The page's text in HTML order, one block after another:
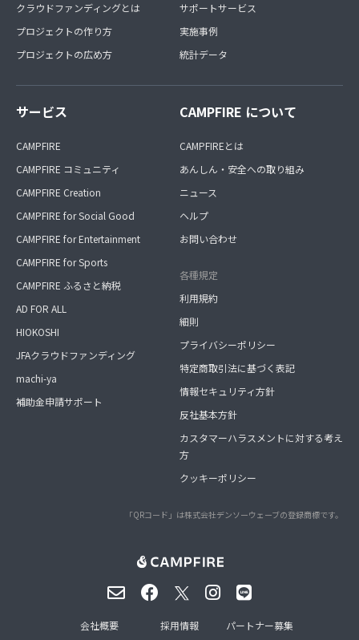
クラウドファンディングとは
プロジェクトの作り方
プロジェクトの広め方
サポートサービス
実施事例
統計データ
サービス
CAMPFIRE
CAMPFIRE コミュニティ
CAMPFIRE Creation
CAMPFIRE for Social Good
CAMPFIRE for Entertainment
CAMPFIRE for Sports
CAMPFIRE ふるさと納税
AD FOR ALL
HIOKOSHI
JFAクラウドファンディング
machi-ya
補助金申請サポート
CAMPFIRE について
CAMPFIREとは
あんしん・安全への取り組み
ニュース
ヘルプ
お問い合わせ
各種規定
利用規約
細則
プライバシーポリシー
特定商取引法に基づく表記
情報セキュリティ方針
反社基本方針
カスタマーハラスメントに対する考え
方
クッキーポリシー
「QRコード」は株式会社デンソーウェーブの登録商標です。
会社概要 採用情報 パートナー募集